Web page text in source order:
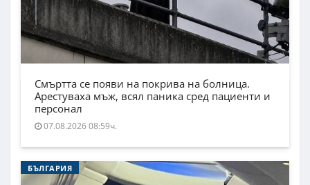
Смъртта се появи на покрива на болница.
Арестуваха мъж, всял паника сред пациенти и
персонал
07.08.2026 08:59ч.
БЪЛГАРИЯ